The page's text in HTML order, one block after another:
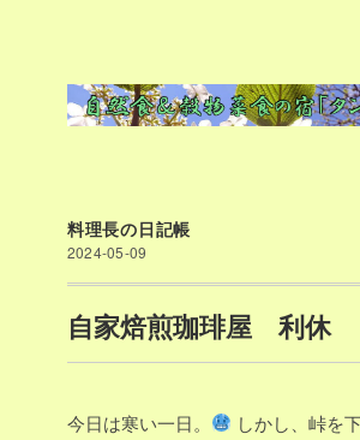
料理長の日記帳
2024-05-09
自家焙煎珈琲屋 利休
今日は寒い一日。
しかし、峠を